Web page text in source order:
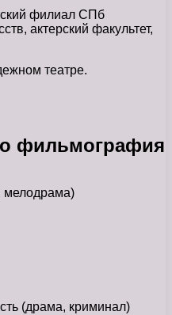
филиал СПб
актерский факультет,
театре.
фильмография
мелодрама)
(драма, криминал)